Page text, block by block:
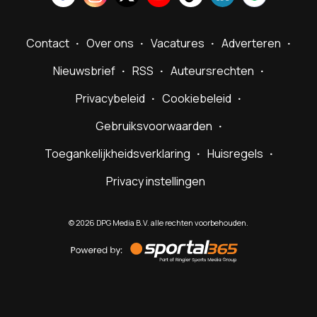
Contact Over ons Vacatures
Adverteren
Nieuwsbrief
RSS
Auteursrechten
Privacybeleid
Cookiebeleid
Gebruiksvoorwaarden
Toegankelijkheidsverklaring
Huisregels
Privacy instellingen
©2026 DPG Media B.V. alle rechten voorbehouden.
by
Sportal365